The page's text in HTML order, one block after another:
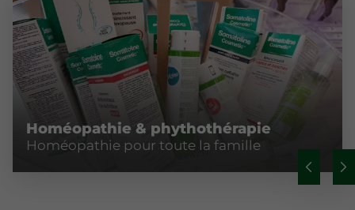
Homéopathie & phythothérapie
Homéopathie pour toute la famille